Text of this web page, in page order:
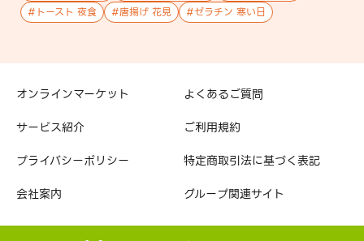
# トースト 夜食 #唐揚げ 花見 #ゼラチン 寒い日
オンラインマーケット
よくあるご質問
サービス紹介
ご利用規約
プライバシーポリシー
特定商取引法に基づく表記
会社案内
グループ関連サイト